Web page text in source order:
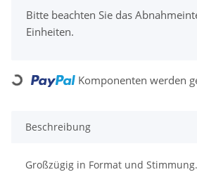
Bitte beachten Sie das
Einheiten.
Loading... Komponenten werden
Beschreibung
Großzügig in Format und